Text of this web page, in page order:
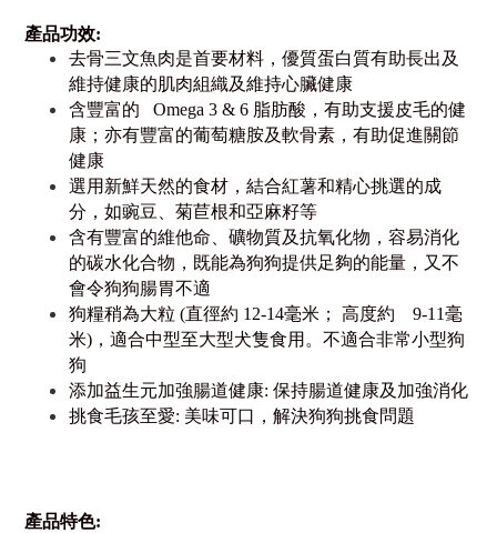
產品功效:
去骨三文魚肉是首要材料，優質蛋白質有助長出及
維持健康的肌肉組織及維持心臟健康
含豐富的 Omega 3 & 6 脂肪酸，有助支援皮毛的健
康；亦有豐富的葡萄糖胺及軟骨素，有助促進關節
健康
選用新鮮天然的食材，結合紅薯和精心挑選的成
分，如豌豆、菊苣根和亞麻籽等
含有豐富的維他命、礦物質及抗氧化物，容易消化
的碳水化合物，既能為狗狗提供足夠的能量，又不
會令狗狗腸胃不適
狗糧稍為大粒 (直徑約 12-14毫米； 高度約 9-11毫
米) ，適合中型至大型犬隻食用。不適合非常小型狗
狗
添加益生元加強腸道健康: 保持腸道健康及加強消化
挑食毛孩至愛: 美味可口，解決狗狗挑食問題
產品特色: